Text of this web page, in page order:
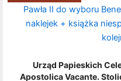
Urząd Papieskich
Apostolica Vacante.